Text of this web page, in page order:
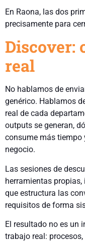
En Raona, las dos
precisamente para
Discover:
real
No hablamos de
genérico. Hablamos
real de cada
outputs se generan,
consume más tiempo
negocio.
Las sesiones de
herramientas
que estructura las
requisitos de forma
El resultado no es un
trabajo real: